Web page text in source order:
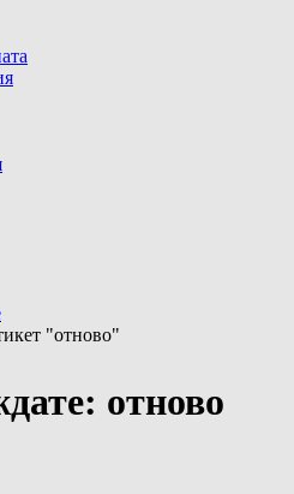
"отново"
отново